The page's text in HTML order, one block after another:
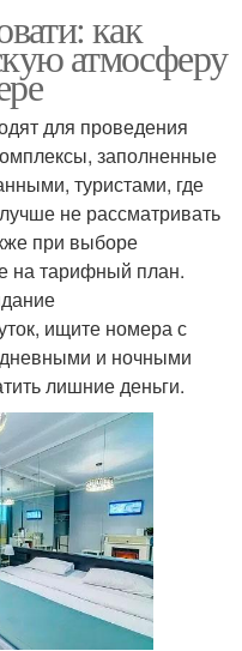
как
атмосферу
для проведения
заполненные
туристами, где
не рассматривать
при выборе
на тарифный план.
ищите номера с
дневными и ночными
лишние деньги.